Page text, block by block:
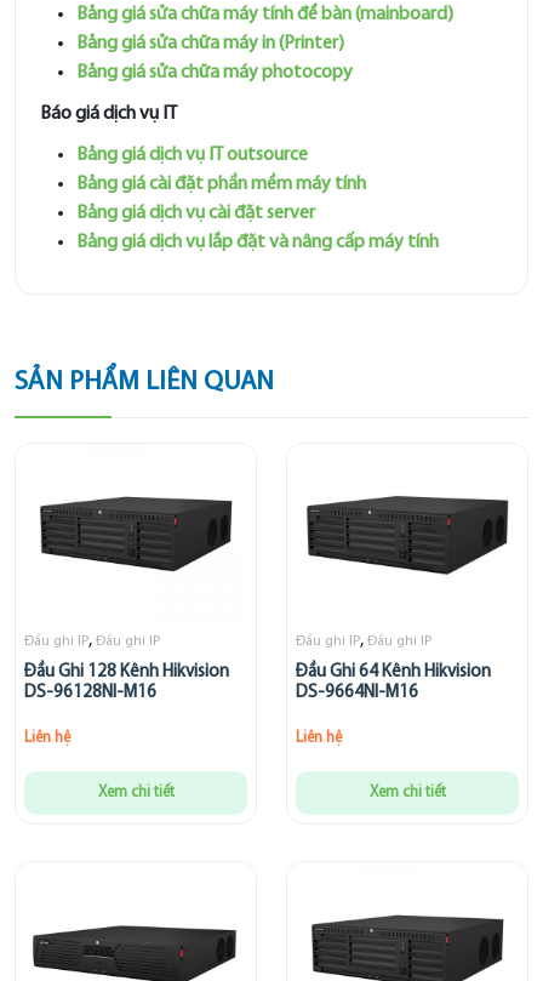
Bảng giá sửa chữa máy tính để bàn (mainboard)
Bảng giá sửa chữa máy in (Printer)
Bảng giá sửa chữa máy photocopy
Báo giá dịch vụ IT
Bảng giá dịch vụ IT outsource
Bảng giá cài đặt phần mềm máy tính
Bảng giá dịch vụ cài đặt server
Bảng giá dịch vụ lắp đặt và nâng cấp máy tính
SẢN PHẨM LIÊN QUAN
Đầu ghi IP, Đầu ghi IP
Đầu Ghi 128 Kênh Hikvision
DS-96128NI-M16
Liên hệ
Xem chi tiết
Đầu ghi IP, Đầu ghi IP
Đầu Ghi 64 Kênh Hikvision
DS-9664NI-M16
Liên hệ
Xem chi tiết